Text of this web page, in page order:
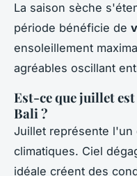
La saison sèche
période bénéficie de
ensoleillement
agréables oscillant
Est-ce que juillet
Bali ?
Juillet représente l'un
climatiques. Ciel
idéale créent des